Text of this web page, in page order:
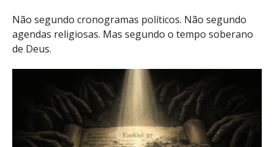
Não segundo cronogramas políticos. Não segundo
agendas religiosas. Mas segundo o tempo soberano
de Deus.